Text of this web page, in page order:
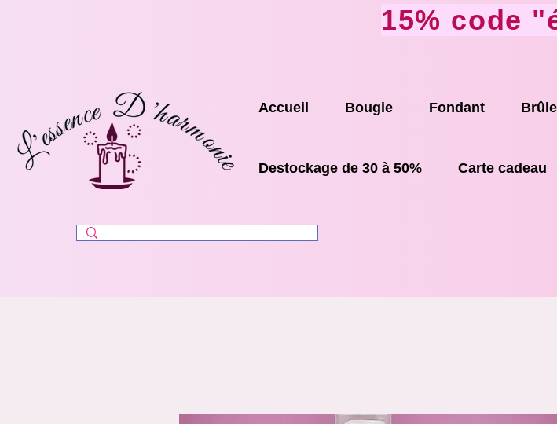
15% code
Accueil Bougie Fondant
Destockage de 30 à 50% Carte cadeau